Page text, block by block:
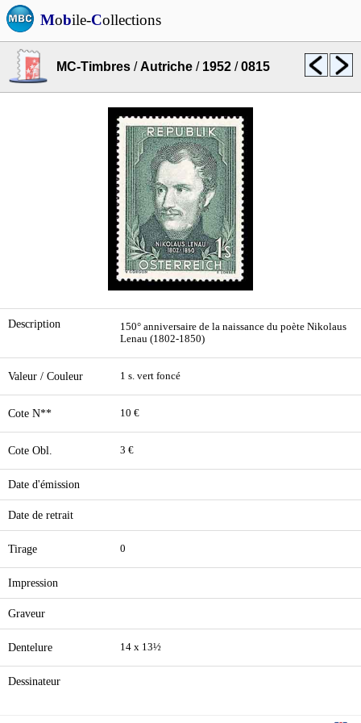
Mobile-Collections
MC-Timbres /Autriche / 1952 /0815
Description
150° anniversaire de la naissance du poète Nikolaus
Lenau (1802-1850)
Valeur / Couleur 1 s. vert foncé
Cote N** 10 €
Cote Obl. 3 €
Date d'émission
Date de retrait
Tirage 0
Impression
Graveur
Dentelure 14 x 13½
Dessinateur